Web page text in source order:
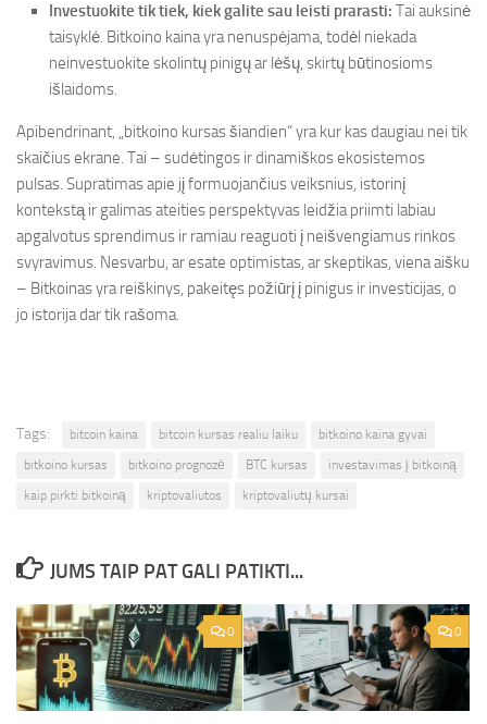
Investuokite tik tiek, kiek galite sau leisti prarasti: Tai auksinė
taisyklė. Bitkoino kaina yra nenuspėjama, todėl niekada
neinvestuokite skolintų pinigų ar lėšų, skirtų būtinosioms
išlaidoms.
Apibendrinant, „bitkoino kursas šiandien“ yra kur kas daugiau nei tik
skaičius ekrane. Tai – sudėtingos ir dinamiškos ekosistemos
pulsas. Supratimas apie jį formuojančius veiksnius, istorinį
kontekstą ir galimas ateities perspektyvas leidžia priimti labiau
apgalvotus sprendimus ir ramiau reaguoti į neišvengiamus rinkos
svyravimus. Nesvarbu, ar esate optimistas, ar skeptikas, viena aišku
– Bitkoinas yra reiškinys, pakeitęs požiūrį į pinigus ir investicijas, o
jo istorija dar tik rašoma.
Tags: bitcoin kaina bitcoin kursas realiu laiku
bitkoino kaina gyvai
bitkoino kursas
bitkoino prognozė BTC kursas
investavimas į bitkoiną
kaip pirkti bitkoiną
kriptovaliutos kriptovaliutų kursai
JUMS TAIP PAT GALI PATIKTI...
0 0